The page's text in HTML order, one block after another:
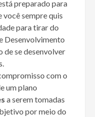
preparado para
você sempre quis
para tirar do
Desenvolvimento
de se desenvolver
com o
um plano
a serem tomadas
por meio do